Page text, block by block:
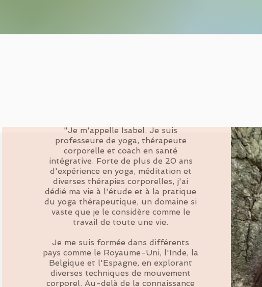
"Je m'appelle Isabel. Je suis
professeure de yoga, thérapeute
corporelle et coach en santé
intégrative. Forte de plus de 20 ans
d'expérience en yoga, méditation et
diverses thérapies corporelles, j'ai
dédié ma vie à l'étude et à la pratique
du yoga thérapeutique, un domaine si
vaste que je le considère comme le
travail de toute une vie.
Je me suis formée dans différents
pays comme le Royaume-Uni, l'Inde, la
Belgique et l'Espagne, en explorant
diverses techniques de mouvement
corporel. Au-delà de la connaissance